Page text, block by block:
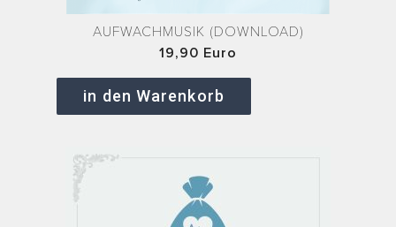
AUFWACHMUSIK (DOWNLOAD)
19,90 Euro
in den Warenkorb